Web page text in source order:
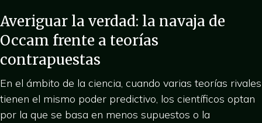
Averiguar la verdad: la navaja de
Occam frente a teorías
contrapuestas
En el ámbito de la ciencia, cuando varias teorías rivales
tienen el mismo poder predictivo, los científicos optan
por la que se basa en menos supuestos o la